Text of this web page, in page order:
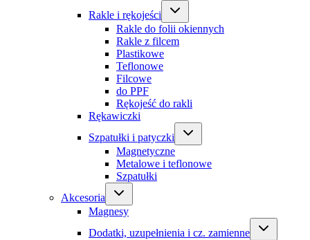
Rakle i rękojeści
Rakle do folii okiennych
Rakle z filcem
Plastikowe
Teflonowe
Filcowe
do PPF
Rękojeść do rakli
Rękawiczki
Szpatułki i patyczki
Magnetyczne
Metalowe i teflonowe
Szpatułki
Akcesoria
Magnesy
Dodatki, uzupełnienia i cz. zamienne